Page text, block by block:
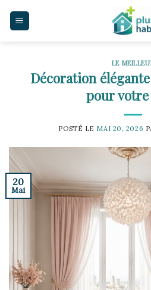
LE
Décoration
pour votre
POSTÉ LE MAI 20, 2026
20
Mai